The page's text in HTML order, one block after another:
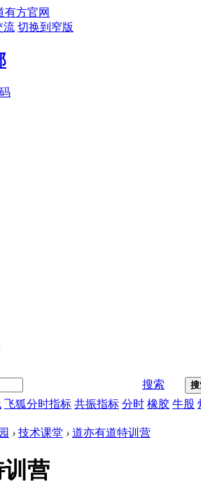
有方官网
流 切换到窄版
搜索
飞狐分时指标 共振指标 分时 橡胶 牛股
› 技术课堂 › 道亦有道特训营
营